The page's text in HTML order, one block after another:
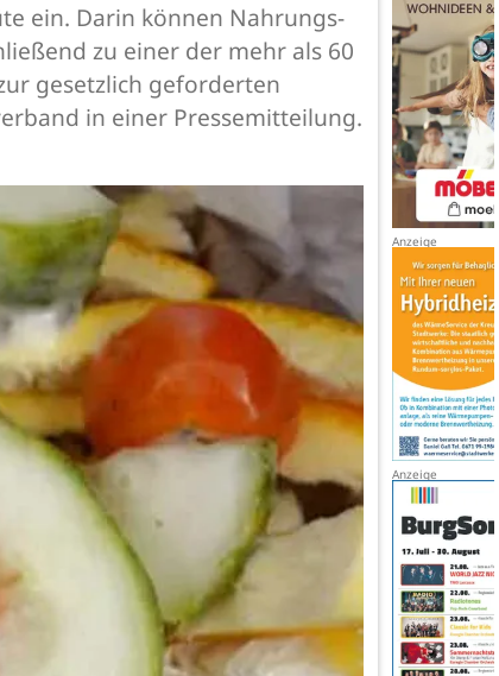
ein. Darin können Nahrungs-
zu einer der mehr als 60
gesetzlich geforderten
in einer Pressemitteilung.